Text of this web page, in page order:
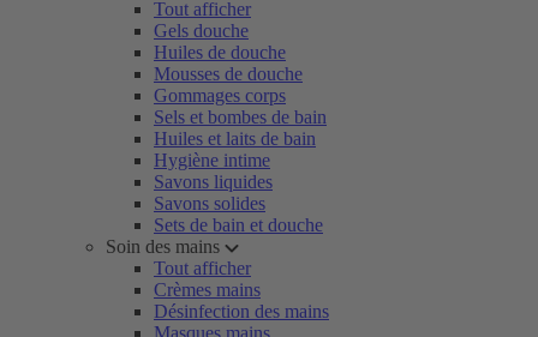
Tout afficher
Gels douche
Huiles de douche
Mousses de douche
Gommages corps
Sels et bombes de bain
Huiles et laits de bain
Hygiène intime
Savons liquides
Savons solides
Sets de bain et douche
Soin des mains
Tout afficher
Crèmes mains
Désinfection des mains
Masques mains